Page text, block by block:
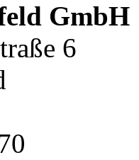
GmbH
6